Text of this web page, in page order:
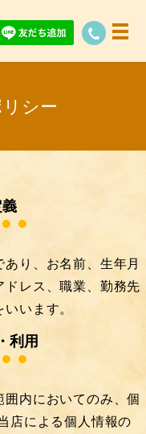
シー
り、お名前、生年月
レス、職業、勤務先
います。
利用
内においてのみ、個
店による個人情報の